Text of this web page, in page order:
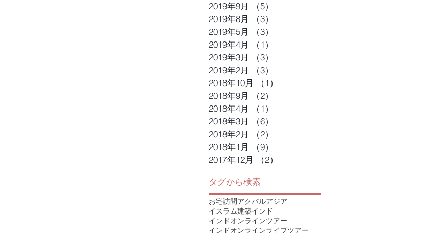
2019年9月
（5）
2019年8月
（3）
2019年5月
（3）
2019年4月
（1）
2019年3月
（3）
2019年2月
（3）
2018年10月
（1）
2018年9月
（2）
2018年4月
（1）
2018年3月
（6）
2018年2月
（2）
2018年1月
（9）
2017年12月
（2）
タグから検索
お宅訪問アクバルアジア
イスラム建築インド
インドオンラインツアー
インドオンラインライブツアー